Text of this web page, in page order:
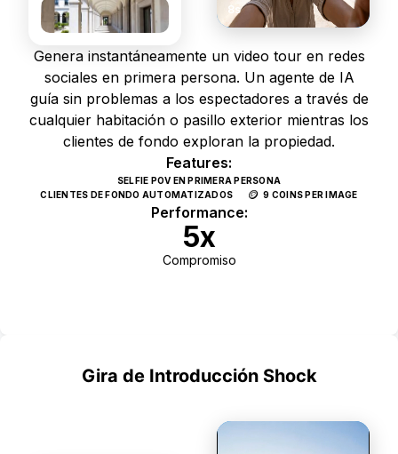
8s
Genera instantáneamente un video tour en redes
sociales en primera persona. Un agente de IA
guía sin problemas a los espectadores a través de
cualquier habitación o pasillo exterior mientras los
clientes de fondo exploran la propiedad.
Features:
SELFIE POV EN PRIMERA PERSONA
CLIENTES DE FONDO AUTOMATIZADOS
🪙 9 COINS PER IMAGE
Performance:
5x
Compromiso
Gira de Introducción Shock